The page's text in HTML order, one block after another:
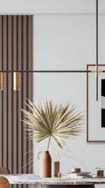
Kõik meie